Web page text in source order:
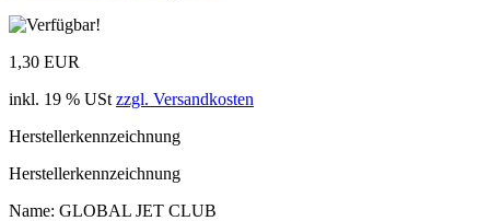
1,30 EUR
inkl. 19 % USt zzgl. Versandkosten
Herstellerkennzeichnung
Herstellerkennzeichnung
Name: GLOBAL JET CLUB